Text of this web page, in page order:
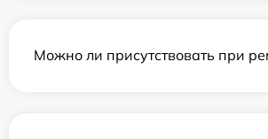
Можно ли присутствовать при